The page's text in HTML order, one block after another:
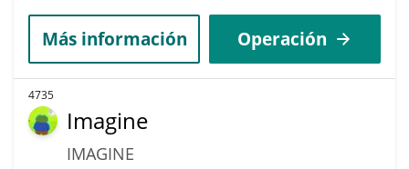
Más información Operación
4735
Imagine
IMAGINE